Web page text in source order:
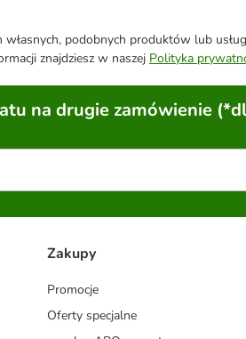
podobnych produktów lub
znajdziesz w naszej Polityka
na drugie zamówienie
Zakupy
Promocje
Oferty specjalne